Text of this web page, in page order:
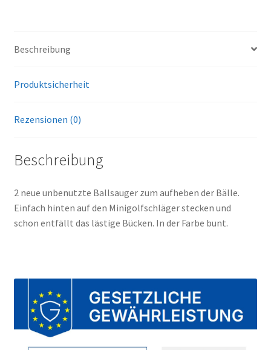
Beschreibung
Produktsicherheit
Rezensionen (0)
Beschreibung
2 neue unbenutzte Ballsauger zum aufheben der Bälle.
Einfach hinten auf den Minigolfschläger stecken und
schon entfällt das lästige Bücken. In der Farbe bunt.